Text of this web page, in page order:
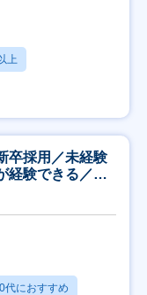
上
卒採用／未経験
経験できる／研
代におすすめ